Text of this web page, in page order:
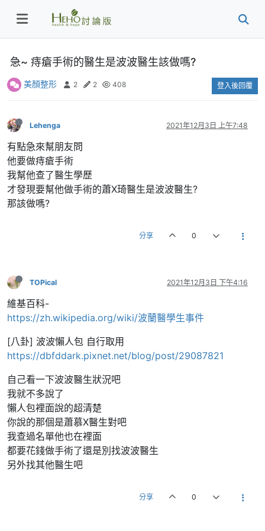
急~ 痔瘡手術的醫生是波波醫生該做嗎?
美顏整形 2 2 408 登入後回覆
Lehenga 2021年12月3日 上午7:48
有點急來幫朋友問
他要做痔瘡手術
我幫他查了醫生學歷
才發現要幫他做手術的蕭X琦醫生是波波醫生?
那該做嗎?
分享 0
TOPical 2021年12月3日 下午4:16
維基百科-
https://zh.wikipedia.org/wiki/波蘭醫學生事件
[八卦] 波波懶人包 自行取用
https://dbfddark.pixnet.net/blog/post/29087821
自己看一下波波醫生狀況吧
我就不多說了
懶人包裡面說的超清楚
你說的那個是蕭慕X醫生對吧
我查過名單他也在裡面
都要花錢做手術了還是別找波波醫生
另外找其他醫生吧
分享 0